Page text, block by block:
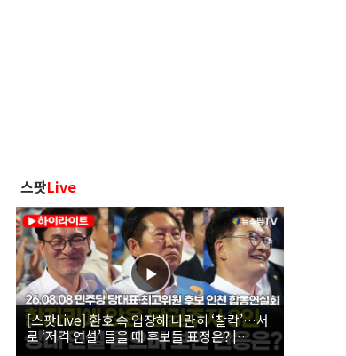
스팟Live
[스팟Live] 환호 속 입장해 나란히 ‘찰칵’…서
로 ‘저격 연설’ 들을 때 후보들 표정은? |
26.08.08 더불어민주당 당대표·최고위원 후